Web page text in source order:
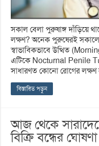
সকাল বেলা পুরুষাঙ্গ দাঁড়িয়ে
লক্ষণ? অনেক পুরুষেরই
স্বাভাবিকভাবে উত্থিত
এটিকে Nocturnal Penile
সাধারণত কোনো রোগের
বিস্তারিত পড়ুন
আজ থেকে
বিক্রি বন্ধের ঘোষণা